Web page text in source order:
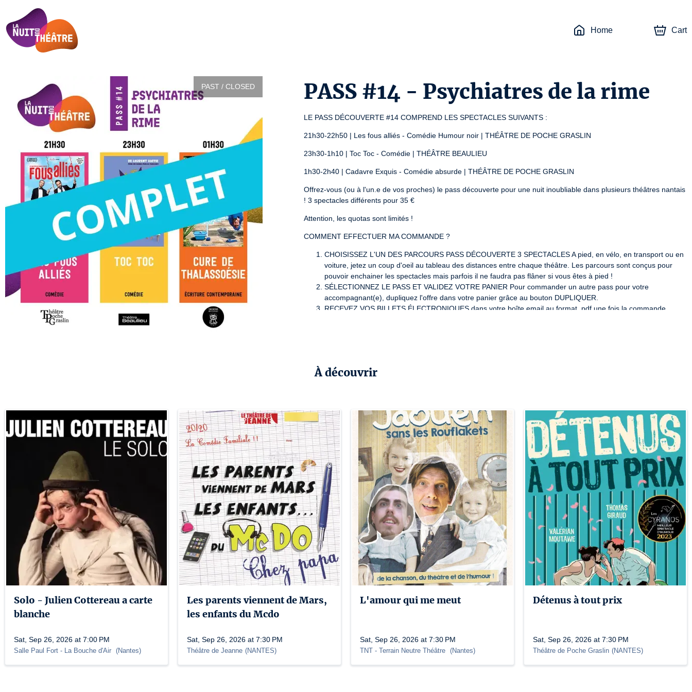
Home Cart
PAST / CLOSED PASS #14 - Psychiatres de la rime
LE PASS DÉCOUVERTE #14 COMPREND LES SPECTACLES SUIVANTS :
21h30-22h50 | Les fous alliés - Comédie Humour noir | THÉÂTRE DE POCHE GRASLIN
23h30-1h10 | Toc Toc - Comédie | THÉÂTRE BEAULIEU
1h30-2h40 | Cadavre Exquis - Comédie absurde | THÉÂTRE DE POCHE GRASLIN
Offrez-vous (ou à l'un.e de vos proches) le pass découverte pour une nuit inoubliable dans plusieurs théâtres nantais
! 3 spectacles différents pour 35 €
Attention, les quotas sont limités !
COMMENT EFFECTUER MA COMMANDE ?
CHOISISSEZ L'UN DES PARCOURS PASS DÉCOUVERTE 3 SPECTACLES A pied, en vélo, en transport ou en
voiture, jetez un coup d'oeil au tableau des distances entre chaque théâtre. Les parcours sont conçus pour
pouvoir enchainer les spectacles mais parfois il ne faudra pas flâner si vous êtes à pied !
SÉLECTIONNEZ LE PASS ET VALIDEZ VOTRE PANIER Pour commander un autre pass pour votre
accompagnant(e), dupliquez l'offre dans votre panier grâce au bouton DUPLIQUER.
RECEVEZ VOS BILLETS ÉLECTRONIQUES dans votre boîte email au format .pdf une fois la commande
À découvrir
Solo - Julien Cottereau a carte
blanche
Sat, Sep 26, 2026 at 7:00 PM
Salle Paul Fort - La Bouche d'Air (Nantes)
Les parents viennent de Mars,
les enfants du Mcdo
Sat, Sep 26, 2026 at 7:30 PM
Théâtre de Jeanne (NANTES)
L'amour qui me meut
Sat, Sep 26, 2026 at 7:30 PM
TNT - Terrain Neutre Théâtre (Nantes)
Détenus à tout prix
Sat, Sep 26, 2026 at 7:30 PM
Théâtre de Poche Graslin (NANTES)